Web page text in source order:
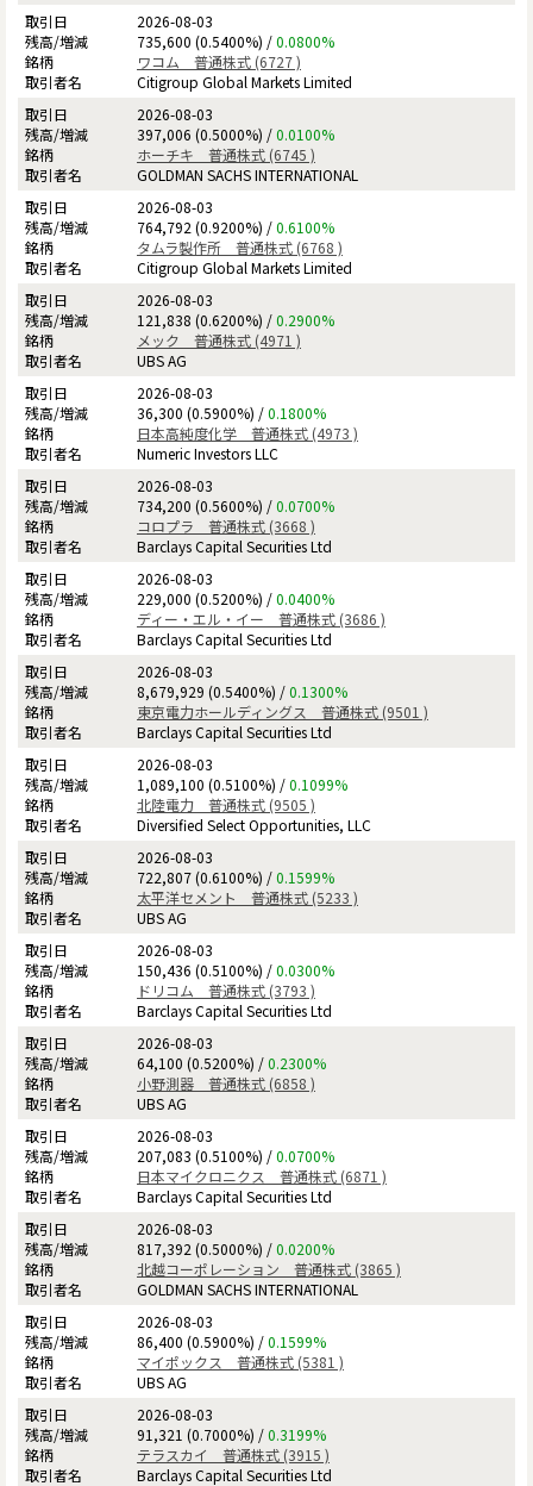
2026-08-03
735,600 (0.5400%) /0.0800%
ワコム 普通株式 (6727 )
Citigroup Global Markets Limited
2026-08-03
397,006 (0.5000%) /0.0100%
ホーチキ 普通株式 (6745 )
GOLDMAN SACHS INTERNATIONAL
2026-08-03
764,792 (0.9200%) /0.6100%
タムラ製作所 普通株式 (6768 )
Citigroup Global Markets Limited
2026-08-03
121,838 (0.6200%) /0.2900%
メック 普通株式 (4971 )
UBS AG
2026-08-03
36,300 (0.5900%) /0.1800%
日本高純度化学 普通株式 (4973 )
Numeric Investors LLC
2026-08-03
734,200 (0.5600%) /0.0700%
コロプラ 普通株式 (3668 )
Barclays Capital Securities Ltd
2026-08-03
229,000 (0.5200%) /0.0400%
ディー・エル・イー 普通株式 (3686 )
Barclays Capital Securities Ltd
2026-08-03
8,679,929 (0.5400%) /0.1300%
東京電力ホールディングス 普通株式 (9501 )
Barclays Capital Securities Ltd
2026-08-03
1,089,100 (0.5100%) /0.1099%
北陸電力 普通株式 (9505 )
Diversified Select Opportunities, LLC
2026-08-03
722,807 (0.6100%) /0.1599%
太平洋セメント 普通株式 (5233 )
UBS AG
2026-08-03
150,436 (0.5100%) /0.0300%
ドリコム 普通株式 (3793 )
Barclays Capital Securities Ltd
2026-08-03
64,100 (0.5200%) /0.2300%
小野測器 普通株式 (6858 )
UBS AG
2026-08-03
207,083 (0.5100%) /0.0700%
日本マイクロニクス 普通株式 (6871 )
Barclays Capital Securities Ltd
2026-08-03
817,392 (0.5000%) /0.0200%
北越コーポレーション 普通株式 (3865 )
GOLDMAN SACHS INTERNATIONAL
2026-08-03
86,400 (0.5900%) /0.1599%
マイポックス 普通株式 (5381 )
UBS AG
2026-08-03
91,321 (0.7000%) /0.3199%
テラスカイ 普通株式 (3915 )
Barclays Capital Securities Ltd